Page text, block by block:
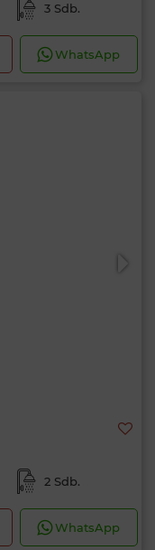
3 Sdb.
WhatsApp
2 Sdb.
WhatsApp